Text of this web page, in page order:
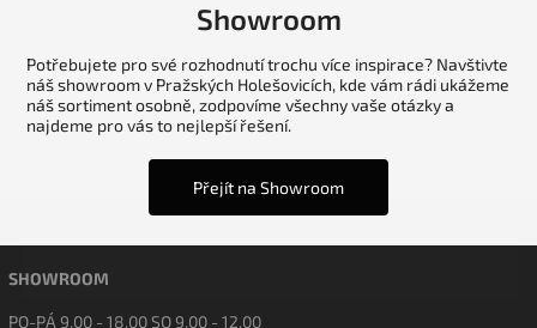
Showroom
Potřebujete pro své rozhodnutí trochu více inspirace? Navštivte
náš showroom v Pražských Holešovicích, kde vám rádi ukážeme
náš sortiment osobně, zodpovíme všechny vaše otázky a
najdeme pro vás to nejlepší řešení.
Přejít na Showroom
SHOWROOM
PO-PÁ 9.00 - 18.00 SO 9.00 - 12.00